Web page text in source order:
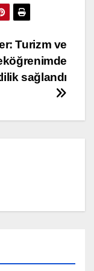
Turizm ve
sağlandı